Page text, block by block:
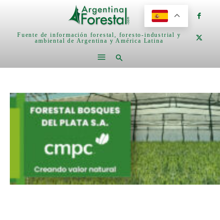
Fuente de información forestal, foresto-industrial y
ambiental de Argentina y América Latina